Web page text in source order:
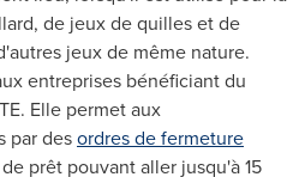
de jeux de quilles et de
jeux de même nature.
entreprises bénéficiant du
. Elle permet aux
par desordres de fermeture
prêt pouvant aller jusqu'à 15